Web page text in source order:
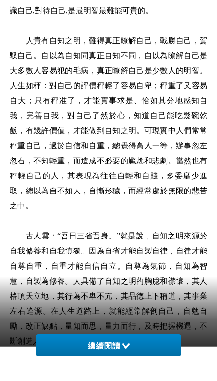
識自己,對待自己,是最明智最難能可貴的。
人貴有自知之明，難得真正瞭解自己，戰勝自己，駕
馭自己。自以為自知同真正自知不同，自以為瞭解自己是
大多數人容易犯的毛病，真正瞭解自己是少數人的明智。
人生如秤：對自己的評價秤輕了容易自卑；秤重了又容易
自大；只有秤准了，才能實事求是、恰如其分地感知自
我，完善自我，對自己了然於心，知道自己能吃幾碗乾
飯，有幾許價值，才能做到自知之明。可現實中人們常常
秤重自己，過於自信和自重，總覺得高人一等，辦事忽左
忽右，不知輕重，而造成不必要的尷尬和悲劇。當然也有
秤輕自己的人，其表現為往往自輕和自賤，多委靡少進
取，總以為自不如人，自慚形穢，而經常處於無限的悲苦
之中。
古人雲：“吾日三省吾身。”就是說，自知之明來源於
自我修養和自我慎獨。因為自省才能自製自律，自律才能
自尊自重，自重才能自信自立。自尊為氣節，自知為智
慧，自製為修養。人具備了自知之明的胸臆和襟懷，其人
格頂天立地，其行為不卑不亢，其品德上下稱道，其事業
左右逢源。在人生道路上，就能經常解剖自己，自勉自
勵，改正缺點，量知而思，量力而行，及時把握機遇，不
斷創造人生的輝煌。
繼續閱讀